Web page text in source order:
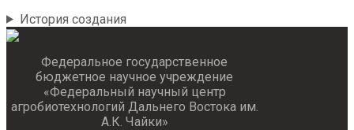
История создания
Федеральное государственное
бюджетное научное учреждение
«Федеральный научный центр
агробиотехнологий Дальнего Востока им.
А.К. Чайки»